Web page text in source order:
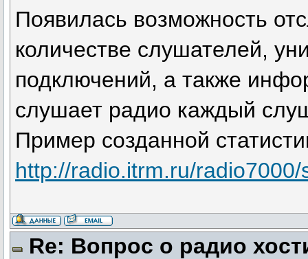
Появилась возможность
количестве слушателей,
подключений, а также
слушает радио каждый
Пример созданной
http://radio.itrm.ru/radio7000/
Re: Вопрос о радио